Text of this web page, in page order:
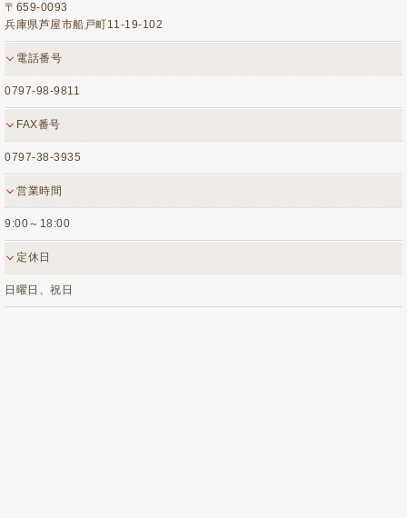
〒659-0093
兵庫県芦屋市船戸町11-19-102
電話番号
0797-98-9811
FAX番号
0797-38-3935
営業時間
9:00～18:00
定休日
日曜日、祝日